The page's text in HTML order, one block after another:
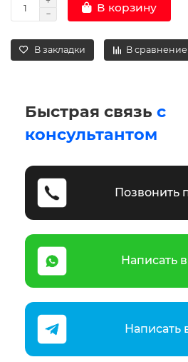
В корзину
В закладки В сравнение
Быстрая связь с
консультантом
Позвонить
Написать
Написать